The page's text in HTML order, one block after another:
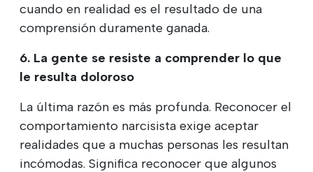
cuando en realidad es el resultado de una
comprensión duramente ganada.
6. La gente se resiste a comprender lo que
le resulta doloroso
La última razón es más profunda. Reconocer el
comportamiento narcisista exige aceptar
realidades que a muchas personas les resultan
incómodas. Significa reconocer que algunos